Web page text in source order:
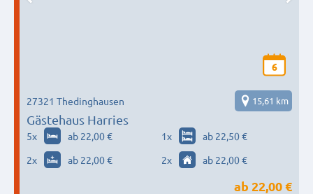
6
Gästehaus Harries
27321 Thedinghausen 15,61 km
5x ab 22,00 € 1x
ab 22,50 €
2x ab 22,00 € 2x ab 22,00 €
ab 22,00 €